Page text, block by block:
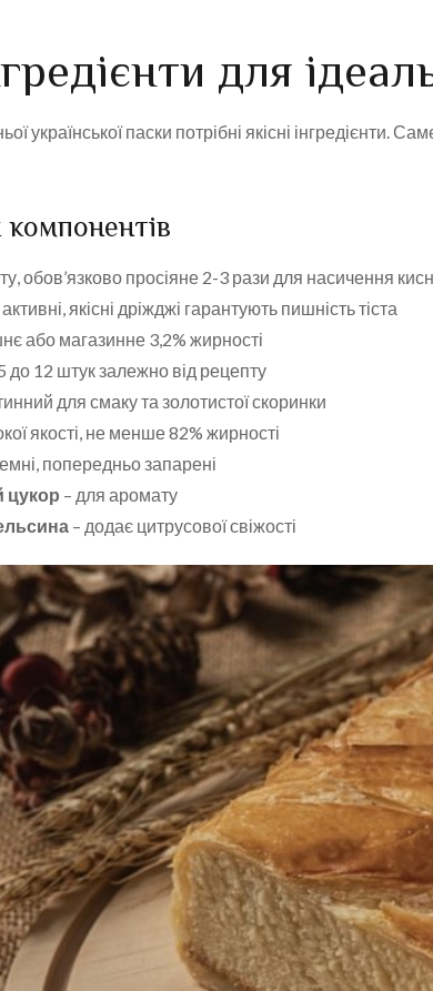
для
української паски потрібні якісні інгредієнти.
обов’язково просіяне 2-3 рази для насичення
активні, якісні дріжджі гарантують пишність тіста
або магазинне 3,2% жирності
5 до 12 штук залежно від рецепту
для смаку та золотистої скоринки
якості, не менше 82% жирності
попередньо запарені
цукор – для аромату
– додає цитрусової свіжості